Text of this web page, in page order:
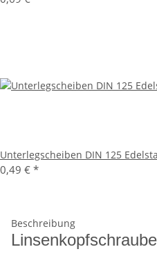
Unterlegscheiben DIN 125
0,49 € *
Beschreibung